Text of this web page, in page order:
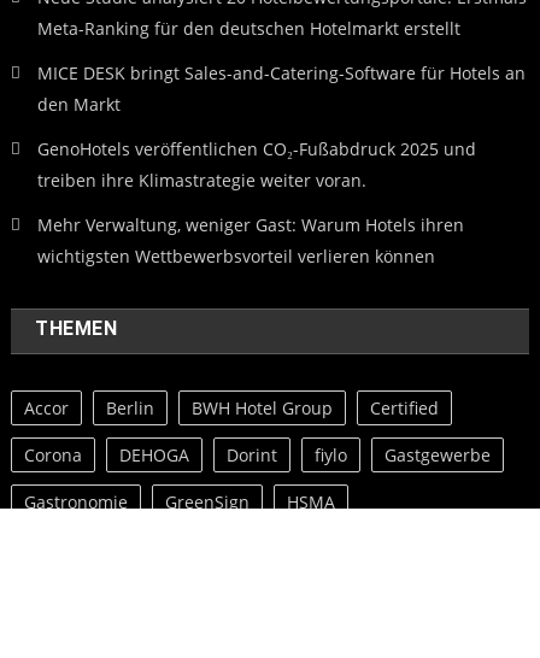
Meta-Ranking für den deutschen Hotelmarkt erstellt
MICE DESK bringt Sales-and-Catering-Software für Hotels an
den Markt
GenoHotels veröffentlichen CO₂-Fußabdruck 2025 und
treiben ihre Klimastrategie weiter voran.
Mehr Verwaltung, weniger Gast: Warum Hotels ihren
wichtigsten Wettbewerbsvorteil verlieren können
THEMEN
Accor Berlin BWH Hotel Group Certified
Corona DEHOGA Dorint fiylo Gastgewerbe
Gastronomie GreenSign HSMA